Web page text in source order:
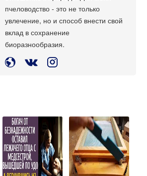
пчеловодство - это не только
увлечение, но и способ внести свой
вклад в сохранение
биоразнообразия.